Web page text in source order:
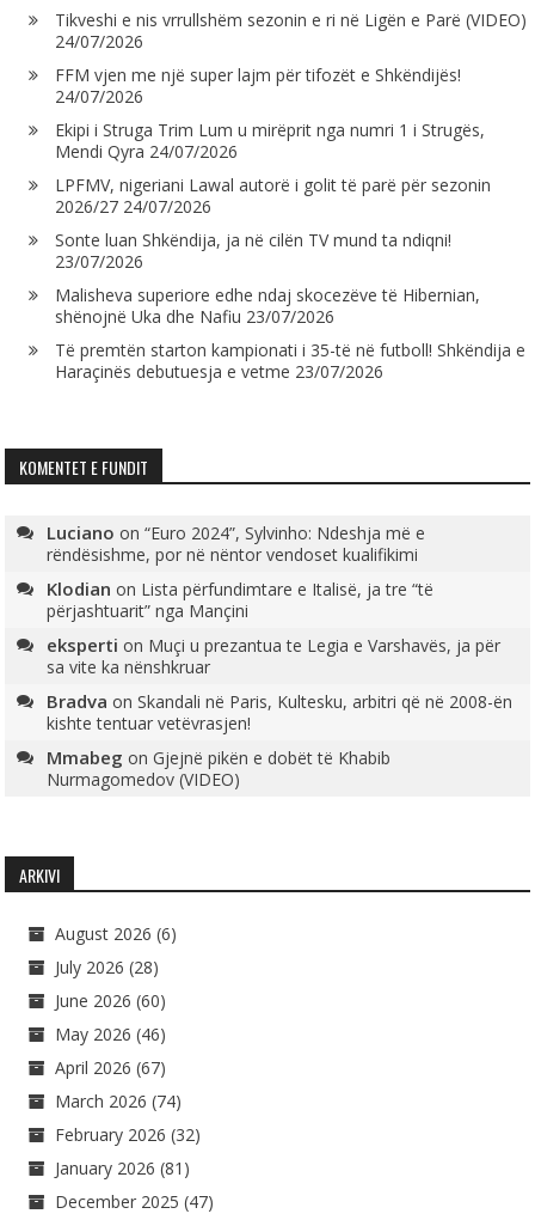
Tikveshi e nis vrrullshëm sezonin e ri në Ligën e Parë (VIDEO)
24/07/2026
FFM vjen me një super lajm për tifozët e Shkëndijës!
24/07/2026
Ekipi i Struga Trim Lum u mirëprit nga numri 1 i Strugës,
Mendi Qyra 24/07/2026
LPFMV, nigeriani Lawal autorë i golit të parë për sezonin
2026/27 24/07/2026
Sonte luan Shkëndija, ja në cilën TV mund ta ndiqni!
23/07/2026
Malisheva superiore edhe ndaj skocezëve të Hibernian,
shënojnë Uka dhe Nafiu 23/07/2026
Të premtën starton kampionati i 35-të në futboll! Shkëndija e
Haraçinës debutuesja e vetme 23/07/2026
KOMENTET E FUNDIT
Luciano on“Euro 2024”, Sylvinho: Ndeshja më e
rëndësishme, por në nëntor vendoset kualifikimi
Klodian on Lista përfundimtare e Italisë, ja tre “të
përjashtuarit” nga Mançini
eksperti on Muçi u prezantua te Legia e Varshavës, ja për
sa vite ka nënshkruar
Bradva onSkandali në Paris, Kultesku, arbitri që në 2008-ën
kishte tentuar vetëvrasjen!
Mmabeg onGjejnë pikën e dobët të Khabib
Nurmagomedov (VIDEO)
ARKIVI
August 2026 (6)
July 2026 (28)
June 2026 (60)
May 2026 (46)
April 2026 (67)
March 2026 (74)
February 2026 (32)
January 2026 (81)
December 2025 (47)